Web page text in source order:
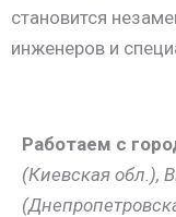
становится
инженеров и
Работаем с
(Киевская обл.),